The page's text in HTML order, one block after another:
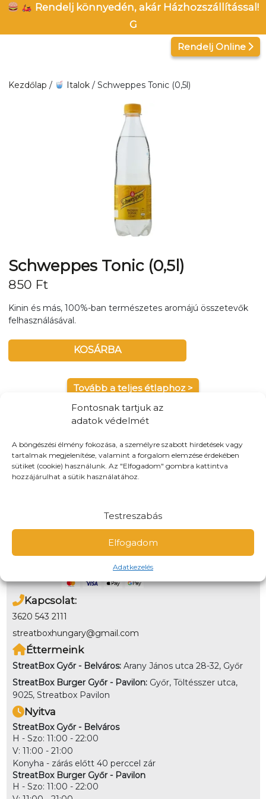
Fontosnak tartjuk az
adatok védelmét
A böngészési élmény fokozása, a személyre szabott hirdetések vagy
tartalmak megjelenítése, valamint a forgalom elemzése érdekében
sütiket (cookie) használunk. Az "Elfogadom" gombra kattintva
hozzájárulhat a sütik használatához.
Elfogadom
Testreszabás
Adatkezelés
Kilépés
Rendelj könnyedén, akár Házhozszállítással!
G
Rendelj Online
Kezdőlap / Italok/ Schweppes Tonic (0,5l)
Schweppes Tonic (0,5l)
850 Ft
Kinin és más, 100%-ban természetes aromájú összetevők
felhasználásával.
KOSÁRBA
Tovább a teljes étlaphoz >
Házhozszállítás / Elvitel Rendelj Online
Szállítunk:Győr teljes területén kiszállítunk, és maximum
kiszállításra, de előre is rendelhetsz elvitelre!
Online bankkártyával és utánvétben a helyszínen is
fizethetsz. Kiszállítás esetén nem lehet utánvéttel fizetni
Kapcsolat:
3620 543 2111
streatboxhungary@gmail.com
Éttermeink
StreatBox Győr - Belváros: Arany János utca 28-32, Győr
StreatBox Burger Győr - Pavilon: Győr, Töltésszer utca,
9025, Streatbox Pavilon
Nyitva
StreatBox Győr - Belváros
H - Szo: 11:00 - 22:00
V: 11:00 - 21:00
Konyha - zárás előtt 40 perccel zár
StreatBox Burger Győr - Pavilon
H - Szo: 11:00 - 22:00